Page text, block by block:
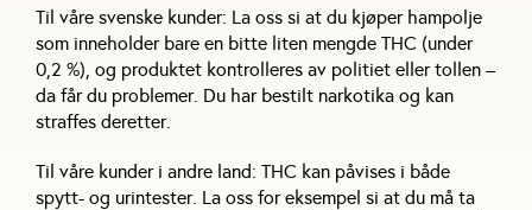
Til våre svenske kunder: La oss si at du kjøper hampolje
som inneholder bare en bitte liten mengde THC (under
0,2 %), og produktet kontrolleres av politiet eller tollen –
da får du problemer. Du har bestilt narkotika og kan
straffes deretter.
Til våre kunder i andre land: THC kan påvises i både
spytt- og urintester. La oss for eksempel si at du må ta